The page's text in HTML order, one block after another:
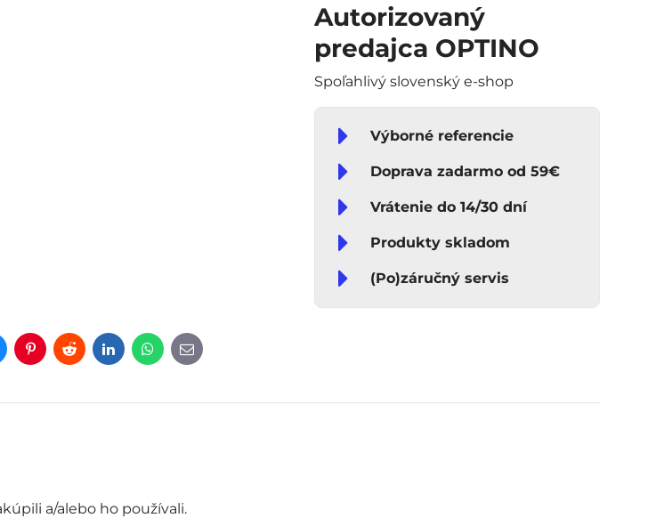
Autorizovaný
predajca OPTINO
Spoľahlivý slovenský e-shop
Výborné referencie
Doprava zadarmo od 59€
Vrátenie do 14/30 dní
Produkty skladom
(Po)záručný servis
Pinterest
RedditLinkedInWhatsApp
E-
mail
a/alebo ho používali.